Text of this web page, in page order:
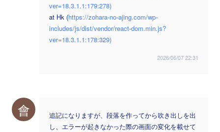
ver=18.3.1.1:179:278)
at Hk (https://zohara-no-ajing.com/wp-
includes/js/dist/vendor/react-dom.min.js?
ver=18.3.1.1:178:329)
2026/06/07 22:31
會
追記になりますが、段落を作ってから吹き出しを出
し、エラーが起きなかった際の画面の変化を載せて